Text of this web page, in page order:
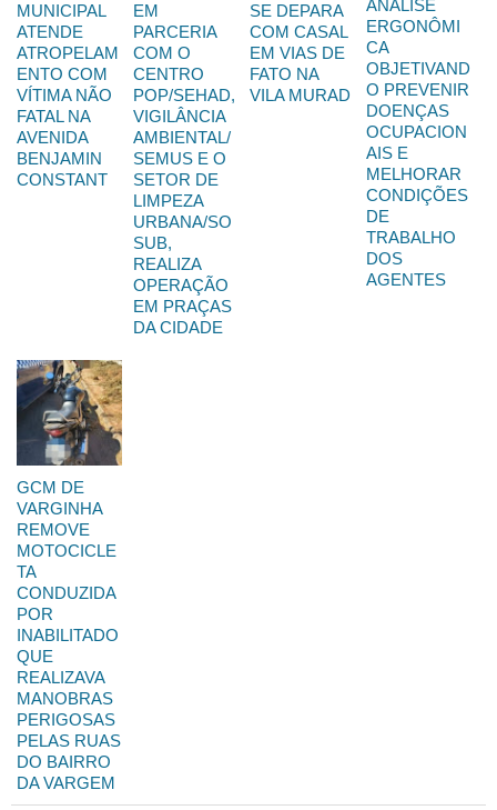
MUNICIPAL
ATENDE
ATROPELAM
ENTO COM
VÍTIMA NÃO
FATAL NA
AVENIDA
BENJAMIN
CONSTANT
EM
PARCERIA
COM O
CENTRO
POP/SEHAD,
VIGILÂNCIA
AMBIENTAL/
SEMUS E O
SETOR DE
LIMPEZA
URBANA/SO
SUB,
REALIZA
OPERAÇÃO
EM PRAÇAS
DA CIDADE
SE DEPARA
COM CASAL
EM VIAS DE
FATO NA
VILA MURAD
ANÁLISE
ERGONÔMI
CA
OBJETIVAND
O PREVENIR
DOENÇAS
OCUPACION
AIS E
MELHORAR
CONDIÇÕES
DE
TRABALHO
DOS
AGENTES
GCM DE
VARGINHA
REMOVE
MOTOCICLE
TA
CONDUZIDA
POR
INABILITADO
QUE
REALIZAVA
MANOBRAS
PERIGOSAS
PELAS RUAS
DO BAIRRO
DA VARGEM